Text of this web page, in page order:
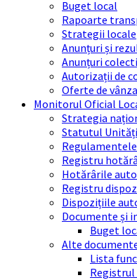
Buget local
Rapoarte
Strategii locale
Anunțuri și
Anunțuri
Autorizații de
Oferte de
Monitorul Oficial
Strategia
Statutul
Registru
Hotărârile
Registru
Dispozițiile
Documente și
Buget
Alte
Lista